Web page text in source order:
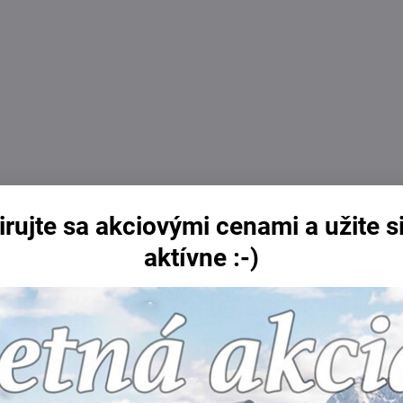
sa akciovými cenami a užite
aktívne :-)